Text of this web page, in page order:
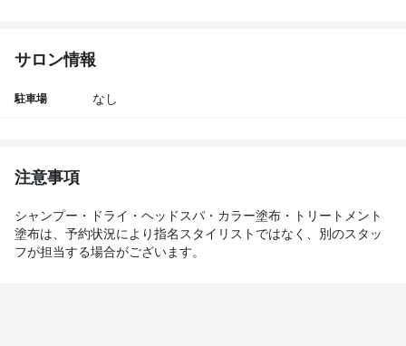
サロン情報
駐車場 なし
注意事項
シャンプー・ドライ・ヘッドスパ・カラー塗布・トリートメント
塗布は、予約状況により指名スタイリストではなく、別のスタッ
フが担当する場合がございます。